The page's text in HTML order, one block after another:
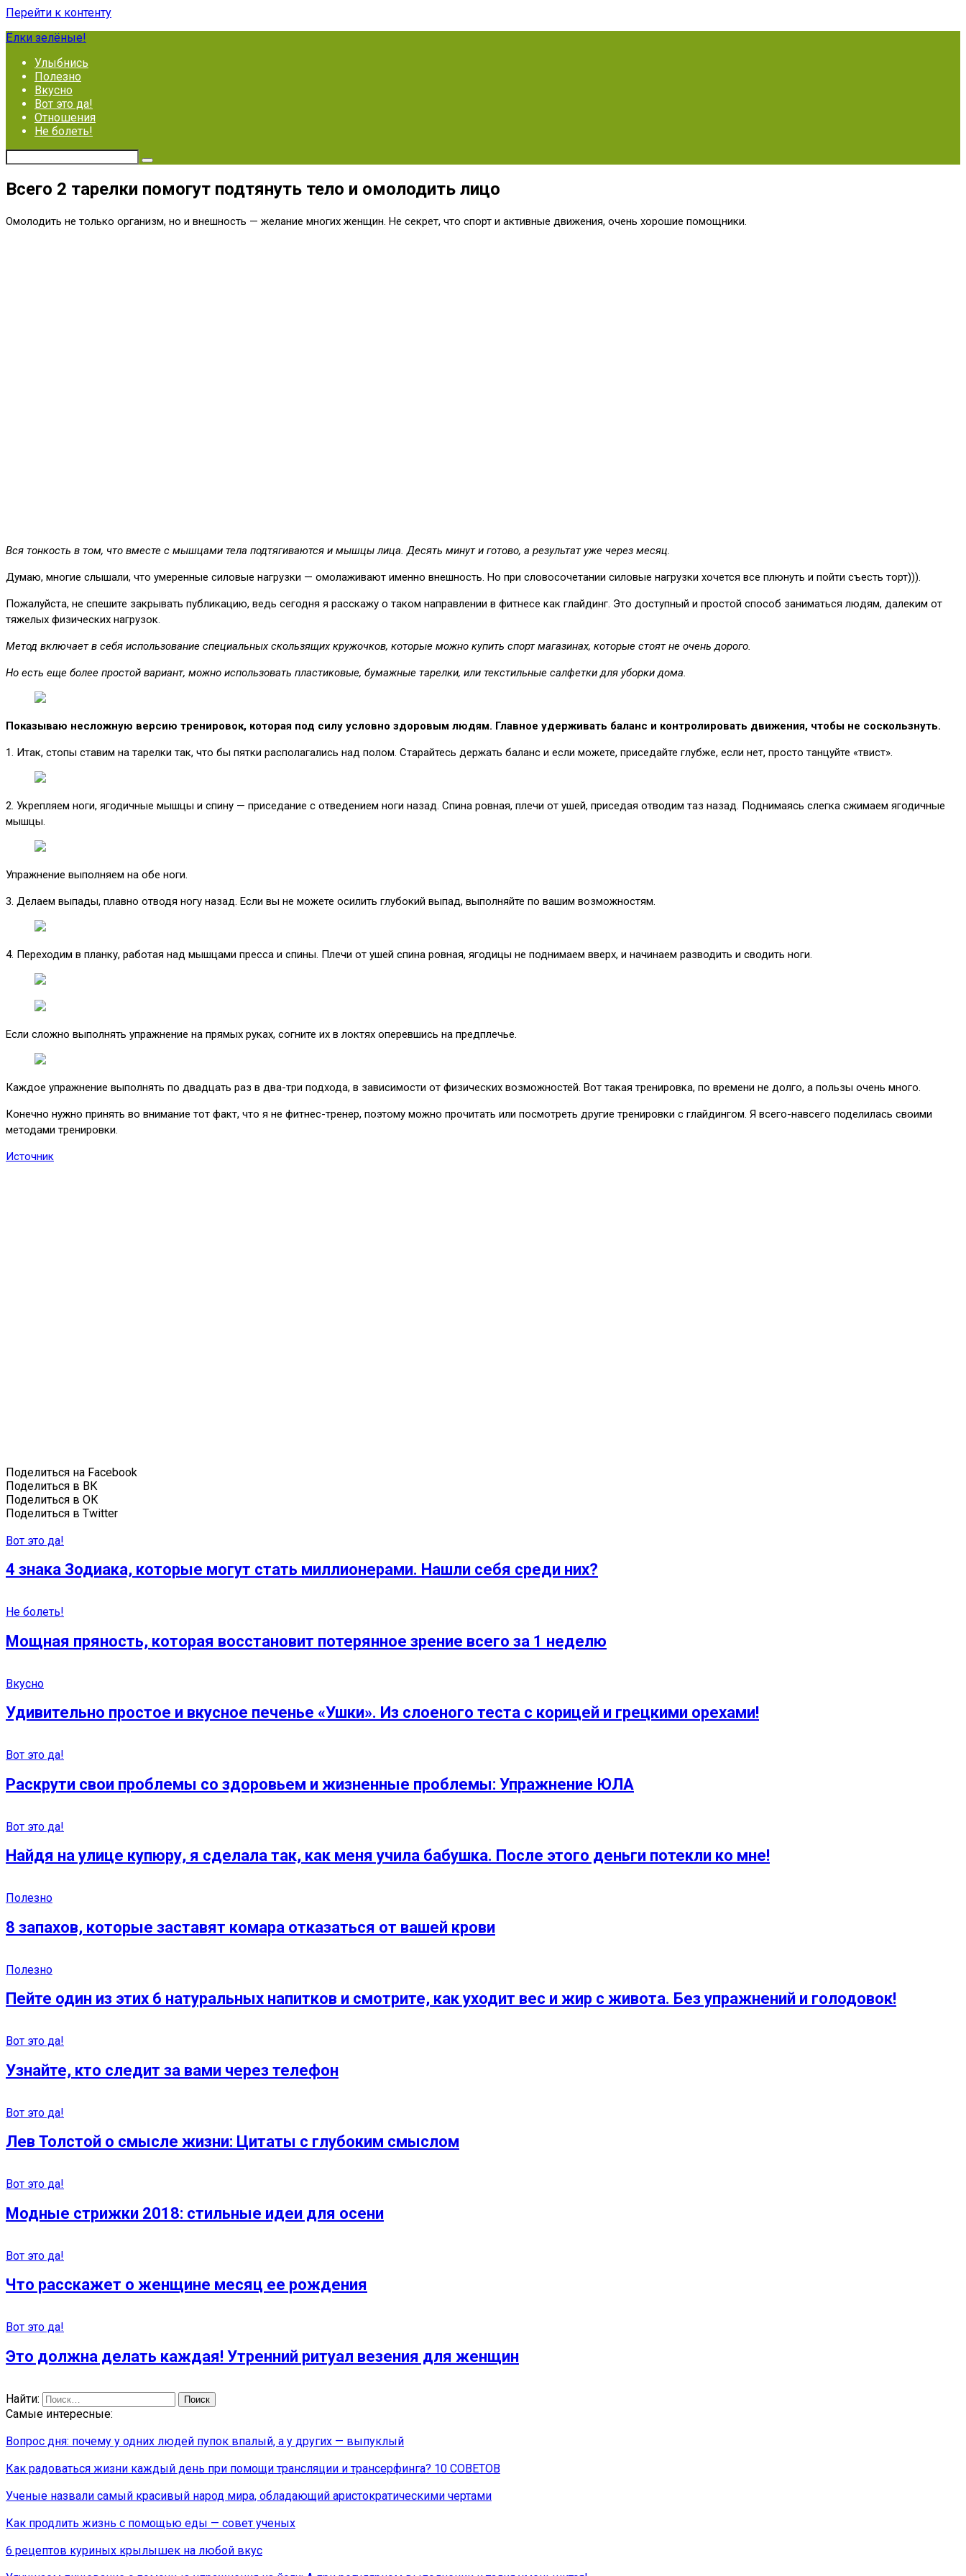
Перейти к контенту
Ёлки зелёные!
Улыбнись
Полезно
Вкусно
Вот это да!
Отношения
Не болеть!
Всего 2 тарелки помогут подтянуть тело и омолодить лицо
Омолодить не только организм, но и внешность — желание многих женщин. Не секрет, что спорт и активные движения, очень хорошие помощники.
Вся тонкость в том, что вместе с мышцами тела подтягиваются и мышцы лица. Десять минут и готово, а результат уже через месяц.
Думаю, многие слышали, что умеренные силовые нагрузки — омолаживают именно внешность. Но при словосочетании силовые нагрузки хочется все плюнуть и пойти съесть торт))).
Пожалуйста, не спешите закрывать публикацию, ведь сегодня я расскажу о таком направлении в фитнесе как глайдинг. Это доступный и простой способ заниматься людям, далеким от
тяжелых физических нагрузок.
Метод включает в себя использование специальных скользящих кружочков, которые можно купить спорт магазинах, которые стоят не очень дорого.
Но есть еще более простой вариант, можно использовать пластиковые, бумажные тарелки, или текстильные салфетки для уборки дома.
Показываю несложную версию тренировок, которая под силу условно здоровым людям. Главное удерживать баланс и контролировать движения, чтобы не соскользнуть.
1. Итак, стопы ставим на тарелки так, что бы пятки располагались над полом. Старайтесь держать баланс и если можете, приседайте глубже, если нет, просто танцуйте «твист».
2. Укрепляем ноги, ягодичные мышцы и спину — приседание с отведением ноги назад. Спина ровная, плечи от ушей, приседая отводим таз назад. Поднимаясь слегка сжимаем ягодичные
мышцы.
Упражнение выполняем на обе ноги.
3. Делаем выпады, плавно отводя ногу назад. Если вы не можете осилить глубокий выпад, выполняйте по вашим возможностям.
4. Переходим в планку, работая над мышцами пресса и спины. Плечи от ушей спина ровная, ягодицы не поднимаем вверх, и начинаем разводить и сводить ноги.
Если сложно выполнять упражнение на прямых руках, согните их в локтях оперевшись на предплечье.
Каждое упражнение выполнять по двадцать раз в два-три подхода, в зависимости от физических возможностей. Вот такая тренировка, по времени не долго, а пользы очень много.
Конечно нужно принять во внимание тот факт, что я не фитнес-тренер, поэтому можно прочитать или посмотреть другие тренировки с глайдингом. Я всего-навсего поделилась своими
методами тренировки.
Источник
Поделиться на Facebook
Поделиться в ВК
Поделиться в ОК
Поделиться в Twitter
Вот это да!
4 знака Зодиака, которые могут стать миллионерами. Нашли себя среди них?
Не болеть!
Мощная пряность, которая восстановит потерянное зрение всего за 1 неделю
Вкусно
Удивительно простое и вкусное печенье «Ушки». Из слоеного теста с корицей и грецкими орехами!
Вот это да!
Раскрути свои проблемы со здоровьем и жизненные проблемы: Упражнение ЮЛА
Вот это да!
Найдя на улице купюру, я сделала так, как меня учила бабушка. После этого деньги потекли ко мне!
Полезно
8 запахов, которые заставят комара отказаться от вашей крови
Полезно
Пейте один из этих 6 натуральных напитков и смотрите, как уходит вес и жир с живота. Без упражнений и голодовок!
Вот это да!
Узнайте, кто следит за вами через телефон
Вот это да!
Лев Толстой о смысле жизни: Цитаты с глубоким смыслом
Вот это да!
Модные стрижки 2018: стильные идеи для осени
Вот это да!
Что расскажет о женщине месяц ее рождения
Вот это да!
Это должна делать каждая! Утренний ритуал везения для женщин
Найти:
Самые интересные:
Вопрос дня: почему у одних людей пупок впалый, а у других — выпуклый
Как радоваться жизни каждый день при помощи трансляции и трансерфинга? 10 СОВЕТОВ
Ученые назвали самый красивый народ мира, обладающий аристократическими чертами
Как продлить жизнь с помощью еды — совет ученых
6 рецептов куриных крылышек на любой вкус